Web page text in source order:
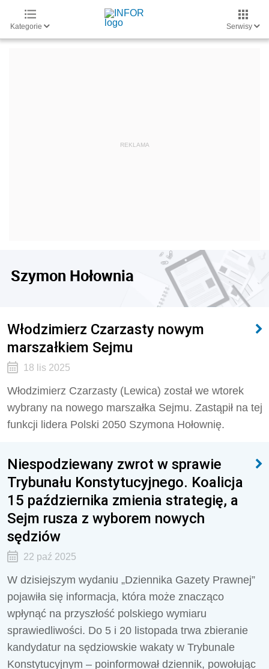
Kategorie Serwisy
Szymon Hołownia
Włodzimierz Czarzasty nowym
marszałkiem Sejmu
18 lis 2025
Włodzimierz Czarzasty (Lewica) został we wtorek
wybrany na nowego marszałka Sejmu. Zastąpił na tej
funkcji lidera Polski 2050 Szymona Hołownię.
Niespodziewany zwrot w sprawie
Trybunału Konstytucyjnego. Koalicja
15 października zmienia strategię, a
Sejm rusza z wyborem nowych
sędziów
22 paź 2025
W dzisiejszym wydaniu „Dziennika Gazety Prawnej”
pojawiła się informacja, która może znacząco
wpłynąć na przyszłość polskiego wymiaru
sprawiedliwości. Do 5 i 20 listopada trwa zbieranie
kandydatur na sędziowskie wakaty w Trybunale
Konstytucyjnym – poinformował dziennik, powołując